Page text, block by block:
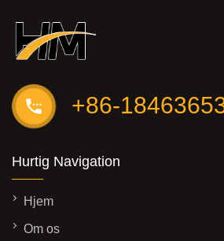
+86-
Hurtig Navigation
Hjem
Om os